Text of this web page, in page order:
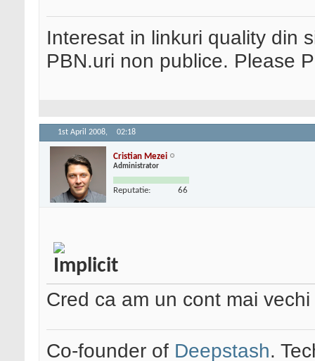
Interesat in linkuri quality din
PBN.uri non publice. Please
1st April 2008, 02:18
Cristian Mezei
Administrator
Reputatie: 66
Cred ca am un cont mai
Co-founder of Deepstash.